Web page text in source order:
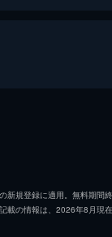
バーリ
規登録に適用。無料期間
載の情報は、2026年8月現在